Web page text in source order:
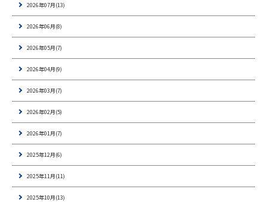
2026年07月(13)
2026年06月(8)
2026年05月(7)
2026年04月(9)
2026年03月(7)
2026年02月(5)
2026年01月(7)
2025年12月(6)
2025年11月(11)
2025年10月(13)